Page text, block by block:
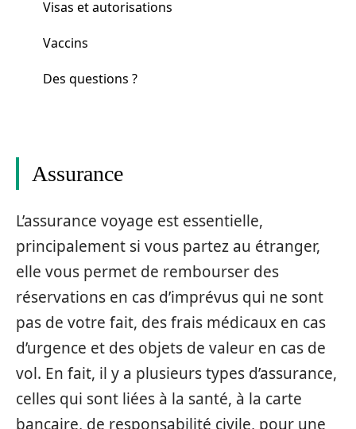
Visas et autorisations
Vaccins
Des questions ?
Assurance
L’assurance voyage est essentielle,
principalement si vous partez au étranger,
elle vous permet de rembourser des
réservations en cas d’imprévus qui ne sont
pas de votre fait, des frais médicaux en cas
d’urgence et des objets de valeur en cas de
vol. En fait, il y a plusieurs types d’assurance,
celles qui sont liées à la santé, à la carte
bancaire, de responsabilité civile, pour une